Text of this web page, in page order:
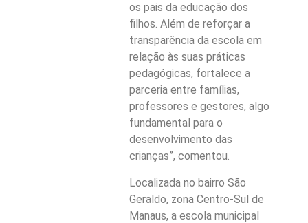
os pais da educação dos
filhos. Além de reforçar a
transparência da escola em
relação às suas práticas
pedagógicas, fortalece a
parceria entre famílias,
professores e gestores, algo
fundamental para o
desenvolvimento das
crianças”, comentou.
Localizada no bairro São
Geraldo, zona Centro-Sul de
Manaus, a escola municipal